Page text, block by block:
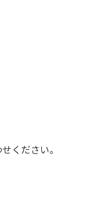
ください。